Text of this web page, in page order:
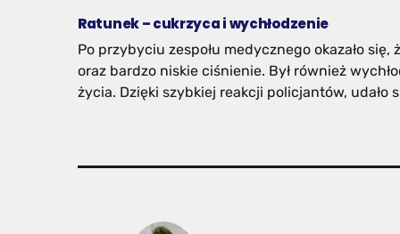
Ratunek – cukrzyca i wychłodzenie
Po przybyciu zespołu medycznego okazało
oraz bardzo niskie ciśnienie. Był również
życia. Dzięki szybkiej reakcji policjantów, udało